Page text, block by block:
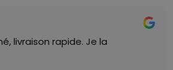
livraison rapide. Je la